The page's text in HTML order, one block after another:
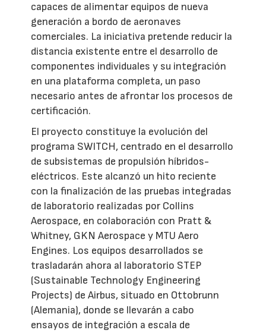
capaces de alimentar equipos de nueva
generación a bordo de aeronaves
comerciales. La iniciativa pretende reducir la
distancia existente entre el desarrollo de
componentes individuales y su integración
en una plataforma completa, un paso
necesario antes de afrontar los procesos de
certificación.
El proyecto constituye la evolución del
programa SWITCH, centrado en el desarrollo
de subsistemas de propulsión híbridos-
eléctricos. Este alcanzó un hito reciente
con la finalización de las pruebas integradas
de laboratorio realizadas por Collins
Aerospace, en colaboración con Pratt &
Whitney, GKN Aerospace y MTU Aero
Engines. Los equipos desarrollados se
trasladarán ahora al laboratorio STEP
(Sustainable Technology Engineering
Projects) de Airbus, situado en Ottobrunn
(Alemania), donde se llevarán a cabo
ensayos de integración a escala de